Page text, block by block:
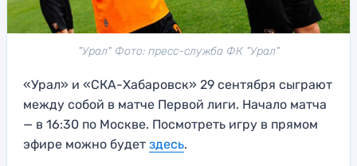
"Урал" Фото: пресс-служба ФК "Урал"
«Урал» и «СКА-Хабаровск» 29 сентября сыграют
между собой в матче Первой лиги. Начало матча
— в 16:30 по Москве. Посмотреть игру в прямом
эфире можно будет здесь.